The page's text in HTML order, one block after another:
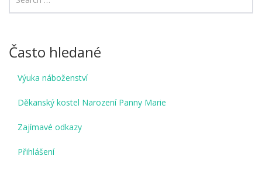
Často hledané
Výuka náboženství
Děkanský kostel Narození Panny Marie
Zajímavé odkazy
Přihlášení